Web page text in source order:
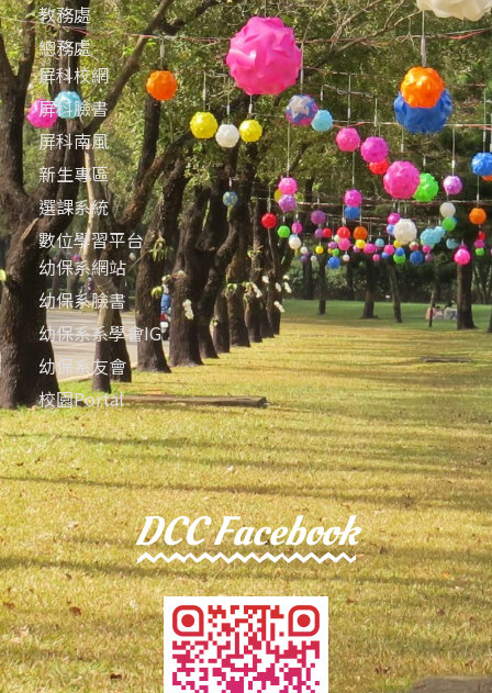
教務處
總務處
屏科校網
屏科臉書
屏科南風
新生專區
選課系統
數位學習平台
幼保系網站
幼保系臉書
幼保系系學會IG
幼保系友會
校園Portal
DCC Facebook